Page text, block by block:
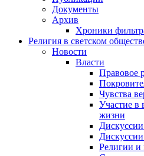
Документы
Архив
Хроники
Религия в светском
Новости
Власти
Правовое
Чувства
Участие в
жизни
Религии и